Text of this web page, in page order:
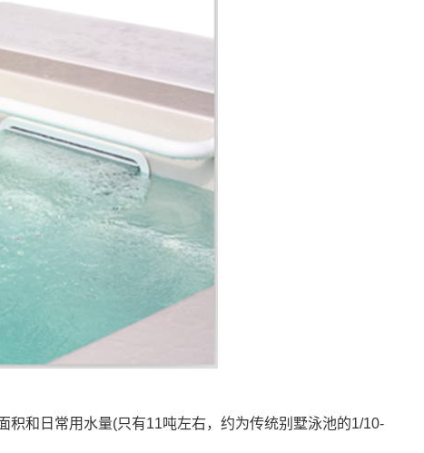
和日常用水量(只有11吨左右，约为传统别墅泳池的1/10-